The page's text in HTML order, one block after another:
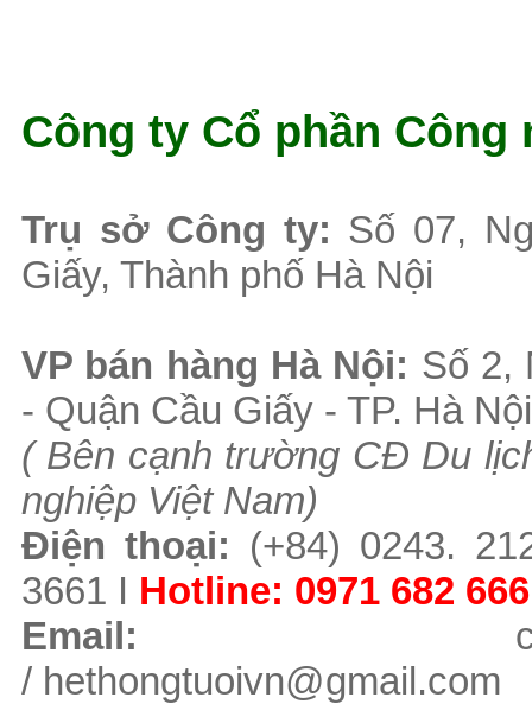
Công ty Cổ phần
Trụ sở Công ty: Số 07,
Giấy, Thành phố Hà Nội
VP bán hàng Hà Nội: Số 2,
- Quận Cầu Giấy - TP. Hà Nội
( Bên cạnh trường CĐ Du
nghiệp Việt Nam)
Điện thoại: (+84) 0243.
3661 I Hotline: 0971 682 666
Email:
/ hethongtuoivn@gmail.com